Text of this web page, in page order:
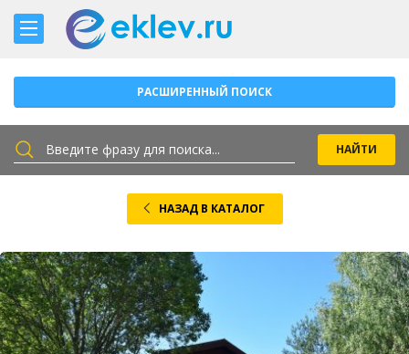
РАСШИРЕННЫЙ ПОИСК
НАЗАД В КАТАЛОГ